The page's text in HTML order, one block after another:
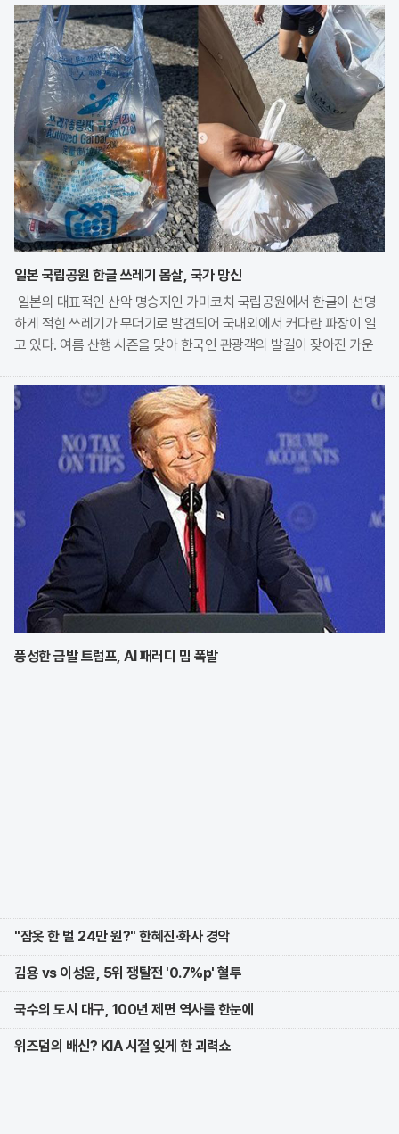
일본 국립공원 한글 쓰레기 몸살, 국가 망신
일본의 대표적인 산악 명승지인 가미코치 국립공원에서 한글이 선명
하게 적힌 쓰레기가 무더기로 발견되어 국내외에서 커다란 파장이 일
고 있다. 여름 산행 시즌을 맞아 한국인 관광객의 발길이 잦아진 가운
우려를 표명한 것이다. 특히 자연보호 구역 내에서
풍성한 금발 트럼프, AI 패러디 밈 폭발
"잠옷 한 벌 24만 원?" 한혜진·화사 경악
김용 vs 이성윤, 5위 쟁탈전 '0.7%p' 혈투
국수의 도시 대구, 100년 제면 역사를 한눈에
위즈덤의 배신? KIA 시절 잊게 한 괴력쇼